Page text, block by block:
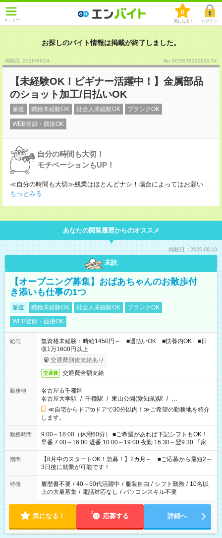
メニュー
0
気になる！ ログイン
お探しのバイト情報は掲載が終了しました。
掲載日 :2026/07/14 No.SCOST8200920-T4
【未経験OK！ビギナー活躍中！】金属部品
のショット加工/日払いOK
派遣 職種未経験OK 社会人未経験OK ブランクOK
WEB登録・面接OK
自分の時間も大切！
モチベーションもUP！
≪自分の時間も大切≫残業はほとんどナシ！場合によってはお願い ...
もっとみる
あなたの閲覧履歴からのオススメ
掲載日：2026.08.10
未読
【オープニング募集】おばあちゃんのお散歩付
き添いも仕事の1つ
派遣 職種未経験OK 社会人未経験OK
ブランクOK
WEB登録・面接OK
給与
無資格未経験：時給1450円～ ■週払いOK ■扶養内OK ■日
収1万1600円以上
交通費別途支給あり
交通費 交通費全額支給
勤務地
名古屋市千種区
名古屋大学駅 / 千種駅 / 東山公園(愛知県)駅 / …
≪自宅からドアtoドアで30分以内！≫ご希望の勤務地を紹介
します。
勤務時間
9:00～18:00（休憩60分） ■ご希望があれば下記シフトもOK！
早番 7:00～16:00 遅番 10:00～19:00 夜勤 16:30～翌9:30 「家族
と休みを合わせたい」 「余裕を持って夕飯の準備がしたい」
「できれば残業はしたくない」 など、ご希望を教えてください
ね。 ※Wワーク希望の方へ 今ご覧のお仕事で希望する勤務時間
と、もう1つのお仕事の勤務時間。 合計で週40時間を超える場
合は応募できません。
期間
【8月中のスタートOK！急募！】2カ月～ ■ご応募から最短2～
3日後に就業が可能です！
特徴 履歴書不要 / 40～50代活躍中 / 服装自由 / シフト勤務 / 10名以
上の大量募集 / 電話対応なし / パソコンスキル不要
気になる！ 応募する 詳細へ